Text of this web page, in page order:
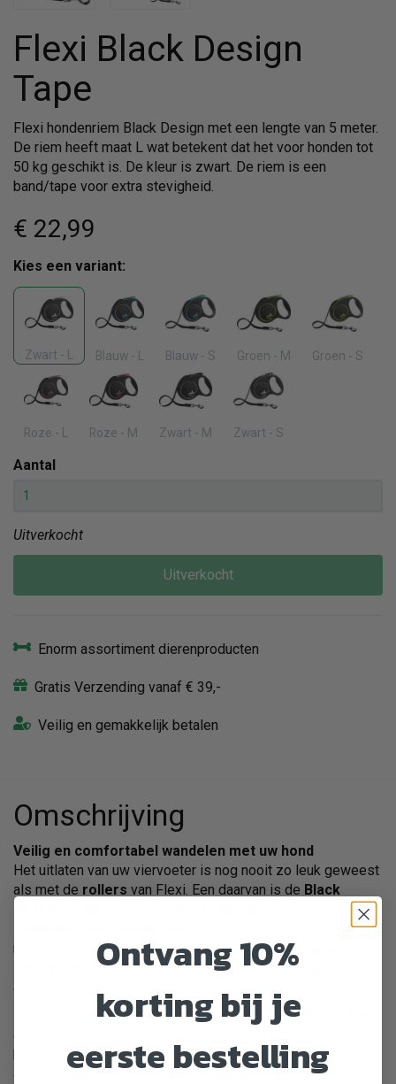
Flexi Black Design
Tape
Flexi hondenriem Black Design met een lengte van 5 meter.
De riem heeft maat L wat betekent dat het voor honden tot
50 kg geschikt is. De kleur is zwart. De riem is een
band/tape voor extra stevigheid.
€ 22,99
Kies een variant:
Zwart - L Blauw - L Blauw - S Groen - M Groen - S
Roze - L Roze - M Zwart - M Zwart - S
Aantal
Uitverkocht
Uitverkocht
Enorm assortiment dierenproducten
Gratis Verzending vanaf € 39,-
Veilig en gemakkelijk betalen
Omschrijving
Veilig en comfortabel wandelen met uw hond
Het uitlaten van uw viervoeter is nog nooit zo leuk geweest
als met de rollers van Flexi. Een daarvan is de Black
ligt hij goed in de hand. De lijn
rolt altijd soepel op en af, en dankzij hetinnovatieve
kunt u de lijn ook op een vaste lengte
afstellen die u prettig vindt.
Met een leiband geeft u uw hond extra bewegingsvrijheid
die hij met een gewone leiband niet heeft. Ideaal als uw
hond niet goed los kan lopen (bijvoorbeeld bij jachthonden)
of als uw hond in de buurt aangelijnd moet zijn.
Ontvang 10%
korting bij je
eerste bestelling